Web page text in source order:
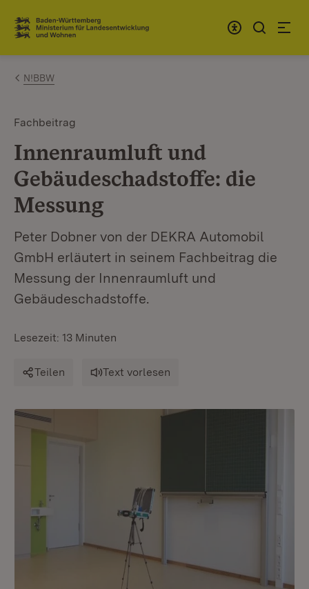
Zum Inhalt springen
Link zur Startseite
N!BBW
Fachbeitrag
Innenraumluft und
Gebäudeschadstoffe: die
Messung
Peter Dobner von der DEKRA Automobil
GmbH erläutert in seinem Fachbeitrag die
Messung der Innenraumluft und
Gebäudeschadstoffe.
Lesezeit: 13 Minuten
Teilen Text vorlesen